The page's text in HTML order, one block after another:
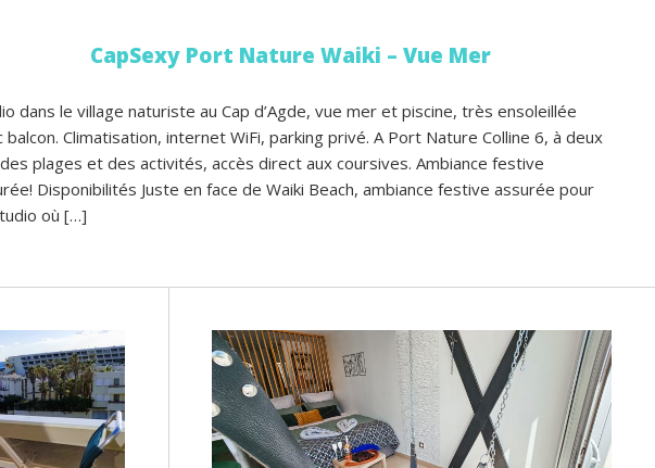
CapSexy Port Nature Waiki – Vue Mer
dans le village naturiste au Cap d’Agde, vue mer et piscine, très ensoleillée
balcon. Climatisation, internet WiFi, parking privé. A Port Nature Colline 6, à deux
plages et des activités, accès direct aux coursives. Ambiance festive
Disponibilités Juste en face de Waiki Beach, ambiance festive assurée pour
où […]